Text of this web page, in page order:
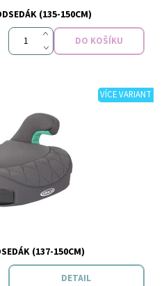
Graco
(135-150CM)
VÍCE VARIANT
Skladem
Graco
(137-150CM)
DETAIL